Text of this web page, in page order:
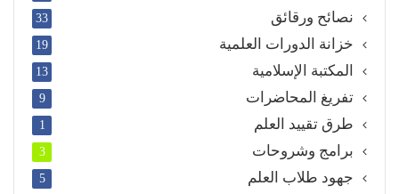
نصائح ورقائق 33
خزانة الدورات العلمية 19
المكتبة الإسلامية 13
تفريغ المحاضرات 9
طرق تقييد العلم 1
برامج وشروحات 3
جهود طلاب العلم 5